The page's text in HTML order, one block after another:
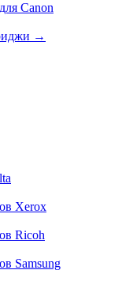
Canon
→
Xerox
Ricoh
Samsung